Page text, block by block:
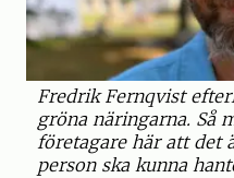
Fredrik Fernqvist
gröna näringarna. Så
företagare här att det
person ska kunna